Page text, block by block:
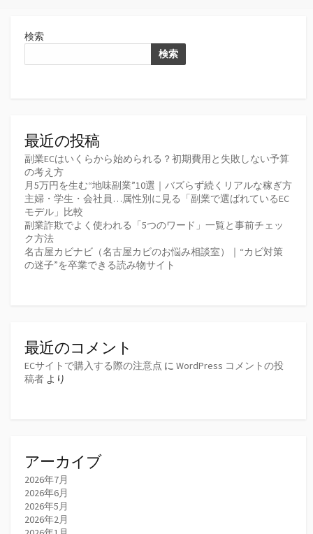
検索
検索
最近の投稿
副業ECはいくらから始められる？初期費用と失敗しない予算
の考え方
月5万円を生む“地味副業”10選｜バズらず続くリアルな稼ぎ方
主婦・学生・会社員…属性別に見る「副業で選ばれているEC
モデル」比較
副業詐欺でよく使われる「5つのワード」一覧と事前チェッ
ク方法
名古屋カビナビ（名古屋カビのお悩み相談室）｜“カビ対策
の迷子”を卒業できる読み物サイト
最近のコメント
ECサイトで購入する際の注意点 に WordPress コメントの投
稿者 より
アーカイブ
2026年7月
2026年6月
2026年5月
2026年2月